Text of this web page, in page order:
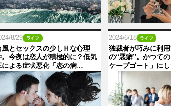
8/29 ライフ
風とセックスの少しＨな心理
。今夜は恋人が積極的に？低気
による症状悪化「恋の病…
2024/6/18 ライフ
独裁者が巧みに利
の“悪癖”。かつて
ケープゴート」に